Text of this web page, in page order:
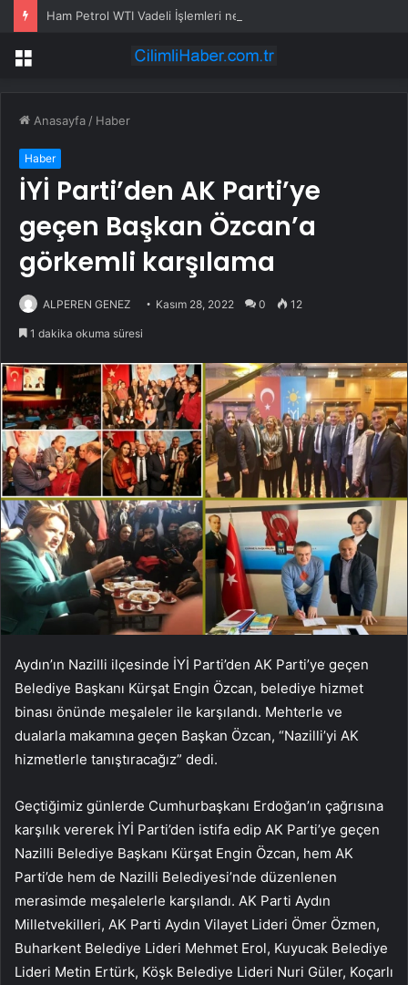
Ham Petrol WTI Vadeli İşlemleri neden düşüyor?
Menü
Anasayfa / Haber
Haber
İYİ Parti’den AK Parti’ye
geçen Başkan Özcan’a
görkemli karşılama
ALPEREN GENEZ Kasım 28, 2022 0 12
1 dakika okuma süresi
Aydın’ın Nazilli ilçesinde İYİ Parti’den AK Parti’ye geçen
Belediye Başkanı Kürşat Engin Özcan, belediye hizmet
binası önünde meşaleler ile karşılandı. Mehterle ve
dualarla makamına geçen Başkan Özcan, “Nazilli’yi AK
hizmetlerle tanıştıracağız” dedi.
Geçtiğimiz günlerde Cumhurbaşkanı Erdoğan’ın çağrısına
karşılık vererek İYİ Parti’den istifa edip AK Parti’ye geçen
Nazilli Belediye Başkanı Kürşat Engin Özcan, hem AK
Parti’de hem de Nazilli Belediyesi’nde düzenlenen
merasimde meşalelerle karşılandı. AK Parti Aydın
Milletvekilleri, AK Parti Aydın Vilayet Lideri Ömer Özmen,
Buharkent Belediye Lideri Mehmet Erol, Kuyucak Belediye
Lideri Metin Ertürk, Köşk Belediye Lideri Nuri Güler, Koçarlı